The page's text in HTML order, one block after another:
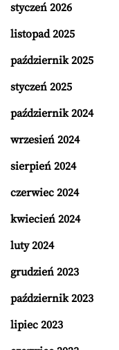
styczeń 2026
listopad 2025
październik 2025
styczeń 2025
październik 2024
wrzesień 2024
sierpień 2024
czerwiec 2024
kwiecień 2024
luty 2024
grudzień 2023
październik 2023
lipiec 2023